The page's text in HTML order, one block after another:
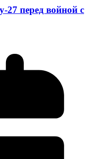
27 перед войной с